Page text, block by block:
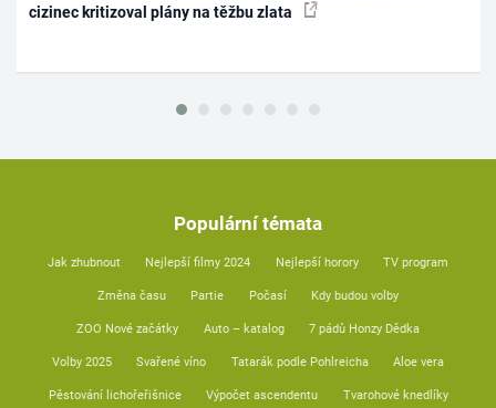
cizinec kritizoval plány na těžbu zlata
Populární témata
Jak zhubnout Nejlepší filmy 2024 Nejlepší horory TV program
Změna času Partie Počasí Kdy budou volby
ZOO Nové začátky Auto – katalog 7 pádů Honzy Dědka
Volby 2025 Svařené víno Tatarák podle Pohlreicha Aloe vera
Pěstování lichořeřišnice Výpočet ascendentu Tvarohové knedlíky